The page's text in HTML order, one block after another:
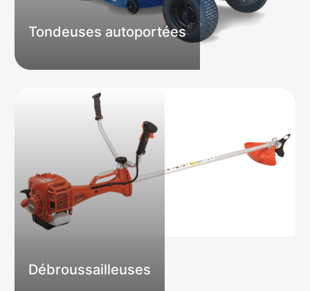
Tondeuses autoportées
Débroussailleuses